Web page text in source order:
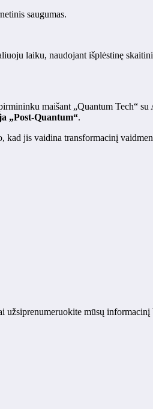
saugumas.
laiku, naudojant išplėstinę
maišant „Quantum Tech“ su
„Post-Quantum“.
kad jis vaidina transformacinį
mūsų